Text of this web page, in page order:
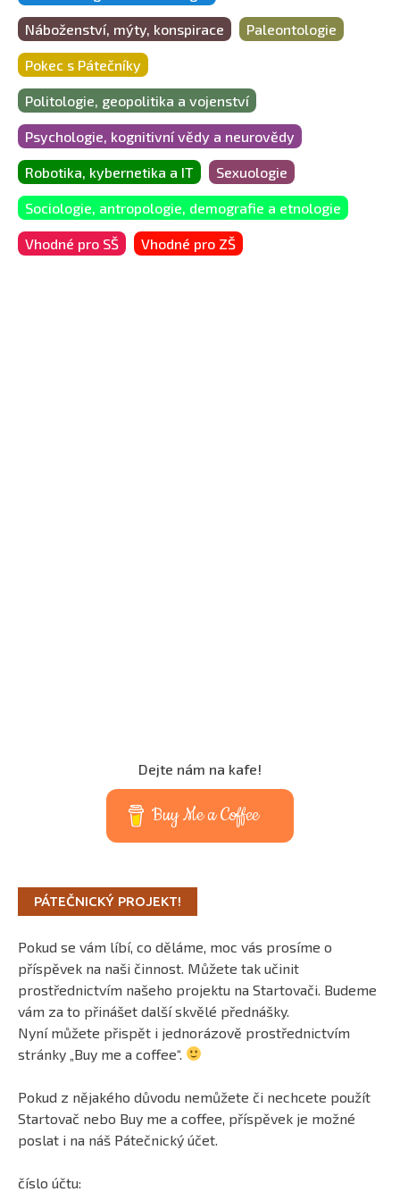
Náboženství, mýty, konspirace Paleontologie
Pokec s Pátečníky
Politologie, geopolitika a vojenství
Psychologie, kognitivní vědy a neurovědy
Robotika, kybernetika a IT Sexuologie
Sociologie, antropologie, demografie a etnologie
Vhodné pro SŠ Vhodné pro ZŠ
Dejte nám na kafe!
Buy Me a Coffee
PÁTEČNICKÝ PROJEKT!
Pokud se vám líbí, co děláme, moc vás prosíme o
příspěvek na naši činnost. Můžete tak učinit
prostřednictvím našeho projektu na Startovači. Budeme
vám za to přinášet další skvělé přednášky.
Nyní můžete přispět i jednorázově prostřednictvím
stránky „Buy me a coffee“.
Pokud z nějakého důvodu nemůžete či nechcete použít
Startovač nebo Buy me a coffee, příspěvek je možné
poslat i na náš Pátečnický účet.
číslo účtu: